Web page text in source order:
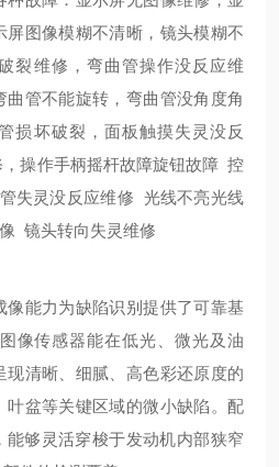
屏图像模糊不清晰，镜头模糊不
裂维修，弯曲管操作没反应维
管不能旋转，弯曲管没角度角
损坏破裂，面板触摸失灵没反
操作手柄摇杆故障旋钮故障 控
失灵没反应维修 光线不亮光线
镜头转向失灵维修
像能力为缺陷识别提供了可靠基
像传感器能在低光、微光及油
清晰、细腻、高色彩还原度的
叶盆等关键区域的微小缺陷。配
能够灵活穿梭于发动机内部狭窄